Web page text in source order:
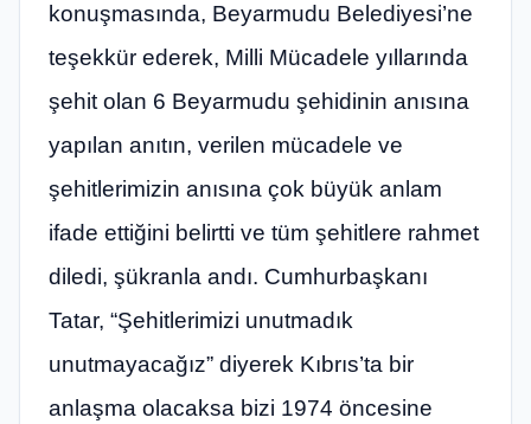
konuşmasında, Beyarmudu Belediyesi’ne
teşekkür ederek, Milli Mücadele yıllarında
şehit olan 6 Beyarmudu şehidinin anısına
yapılan anıtın, verilen mücadele ve
şehitlerimizin anısına çok büyük anlam
ifade ettiğini belirtti ve tüm şehitlere rahmet
diledi, şükranla andı. Cumhurbaşkanı
Tatar, “Şehitlerimizi unutmadık
unutmayacağız” diyerek Kıbrıs’ta bir
anlaşma olacaksa bizi 1974 öncesine